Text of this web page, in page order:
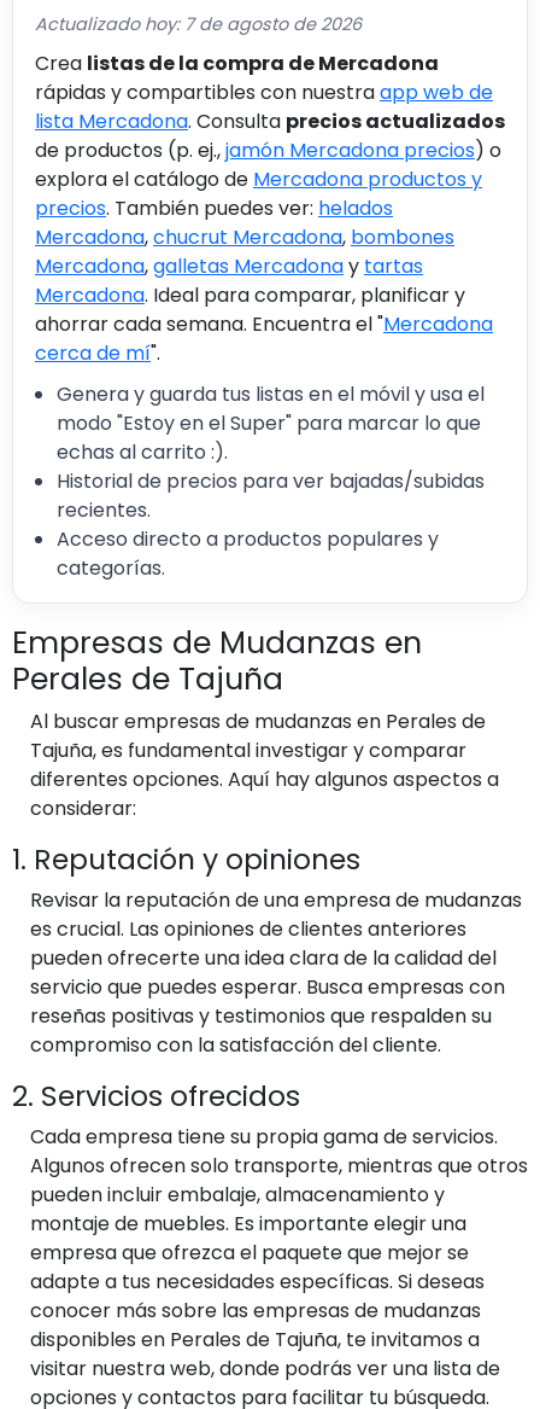
Actualizado hoy: 7 de agosto de 2026
Crea listas de la compra de Mercadona
rápidas y compartibles con nuestraapp web de
lista Mercadona. Consulta precios actualizados
de productos (p. ej.,jamón Mercadona precios) o
explora el catálogo de Mercadona productos y
precios. También puedes ver: helados
Mercadona,chucrut Mercadona, bombones
Mercadona,galletas Mercadonay tartas
Mercadona. Ideal para comparar, planificar y
ahorrar cada semana. Encuentra el "Mercadona
cerca de mí".
Genera y guarda tus listas en el móvil y usa el
modo "Estoy en el Super" para marcar lo que
echas al carrito :).
Historial de precios para ver bajadas/subidas
recientes.
Acceso directo a productos populares y
categorías.
Empresas de Mudanzas en
Perales de Tajuña
Al buscar empresas de mudanzas en Perales de
Tajuña, es fundamental investigar y comparar
diferentes opciones. Aquí hay algunos aspectos a
considerar:
1. Reputación y opiniones
Revisar la reputación de una empresa de mudanzas
es crucial. Las opiniones de clientes anteriores
pueden ofrecerte una idea clara de la calidad del
servicio que puedes esperar. Busca empresas con
reseñas positivas y testimonios que respalden su
compromiso con la satisfacción del cliente.
2. Servicios ofrecidos
Cada empresa tiene su propia gama de servicios.
Algunos ofrecen solo transporte, mientras que otros
pueden incluir embalaje, almacenamiento y
montaje de muebles. Es importante elegir una
empresa que ofrezca el paquete que mejor se
adapte a tus necesidades específicas. Si deseas
conocer más sobre las empresas de mudanzas
disponibles en Perales de Tajuña, te invitamos a
visitar nuestra web, donde podrás ver una lista de
opciones y contactos para facilitar tu búsqueda.